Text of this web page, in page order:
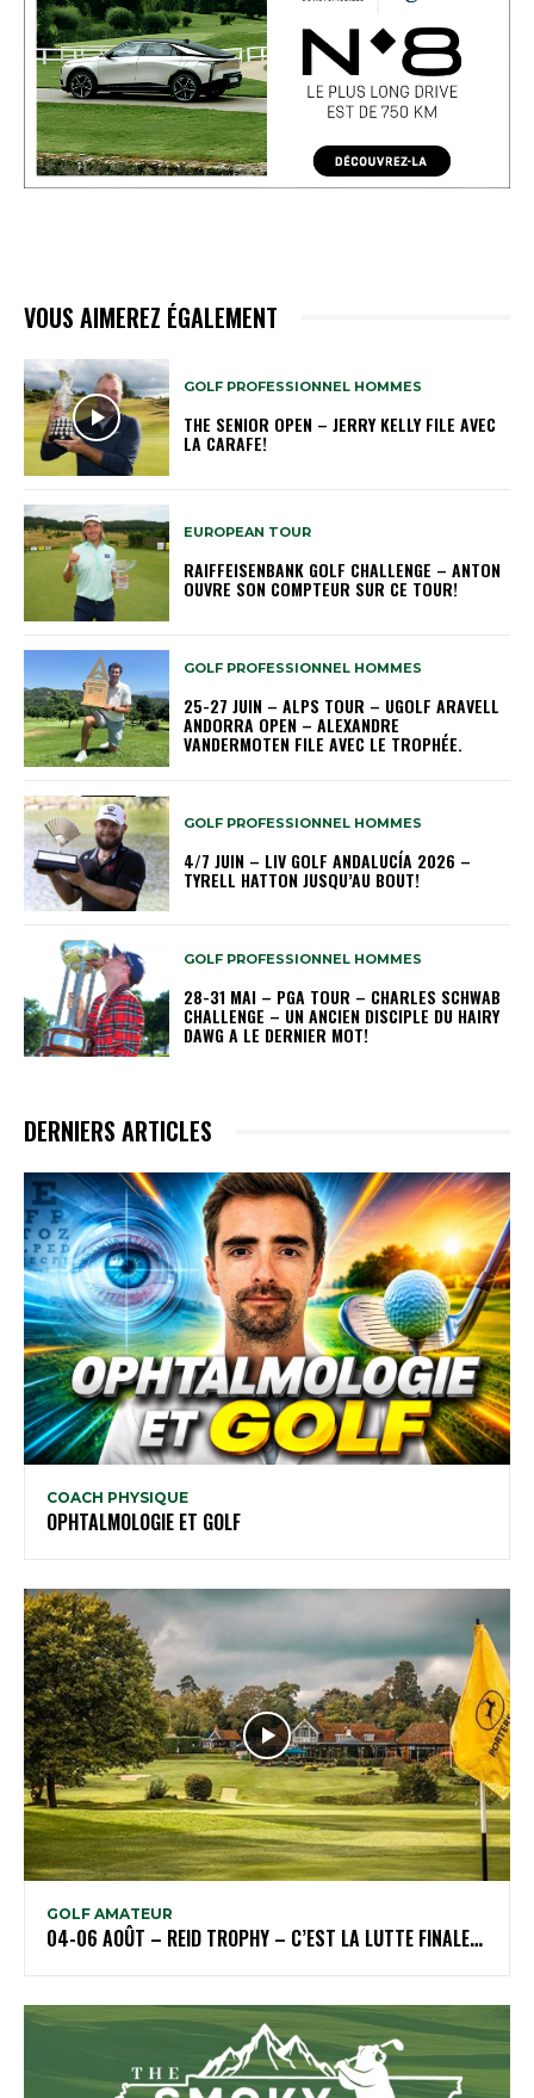
VOUS AIMEREZ ÉGALEMENT
GOLF PROFESSIONNEL HOMMES
THE SENIOR OPEN – JERRY KELLY FILE AVEC
LA CARAFE!
EUROPEAN TOUR
RAIFFEISENBANK GOLF CHALLENGE – ANTON
OUVRE SON COMPTEUR SUR CE TOUR!
GOLF PROFESSIONNEL HOMMES
25-27 JUIN – ALPS TOUR – UGOLF ARAVELL
ANDORRA OPEN – ALEXANDRE
VANDERMOTEN FILE AVEC LE TROPHÉE.
GOLF PROFESSIONNEL HOMMES
4/7 JUIN – LIV GOLF ANDALUCÍA 2026 –
TYRELL HATTON JUSQU’AU BOUT!
GOLF PROFESSIONNEL HOMMES
28-31 MAI – PGA TOUR – CHARLES SCHWAB
CHALLENGE – UN ANCIEN DISCIPLE DU HAIRY
DAWG A LE DERNIER MOT!
DERNIERS ARTICLES
COACH PHYSIQUE
OPHTALMOLOGIE ET GOLF
GOLF AMATEUR
04-06 AOÛT – REID TROPHY – C’EST LA LUTTE FINALE…